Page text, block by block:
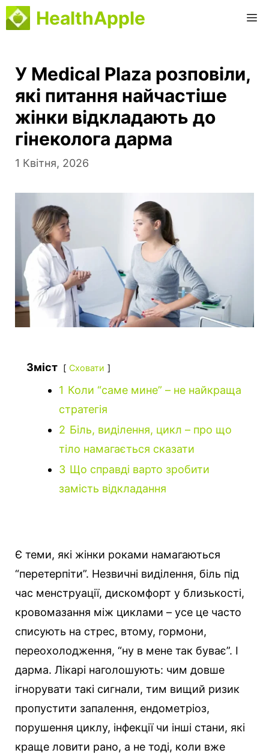
Перейти
до
HealthApple
У Medical Plaza розповіли,
які питання найчастіше
жінки відкладають до
гінеколога дарма
1 Квітня, 2026
Зміст Сховати
1 Коли “саме мине” – не найкраща
стратегія
2 Біль, виділення, цикл – про що
тіло намагається сказати
3 Що справді варто зробити
замість відкладання
Є теми, які жінки роками намагаються
“перетерпіти”. Незвичні виділення, біль під
час менструації, дискомфорт у близькості,
кровомазання між циклами – усе це часто
списують на стрес, втому, гормони,
переохолодження, “ну в мене так буває”. І
дарма. Лікарі наголошують: чим довше
ігнорувати такі сигнали, тим вищий ризик
пропустити запалення, ендометріоз,
порушення циклу, інфекції чи інші стани, які
краще ловити рано, а не тоді, коли вже